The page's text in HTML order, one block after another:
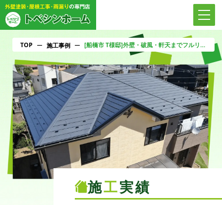
TOP ー 施工事例 ー [船橋市 T様邸]外壁・破風・軒天までフルリフレッシュ！塗装工事で住まいをしっかり守る
施工実績